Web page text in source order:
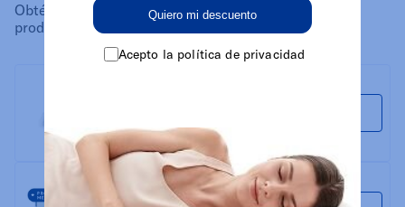
Obtén un descuento adicional en los siguientes
productos al añadir a tu carrito.
Size
$2139$1279
Almohada Cool Flip
Quiero mi descuento
Acepto la política de privacidad